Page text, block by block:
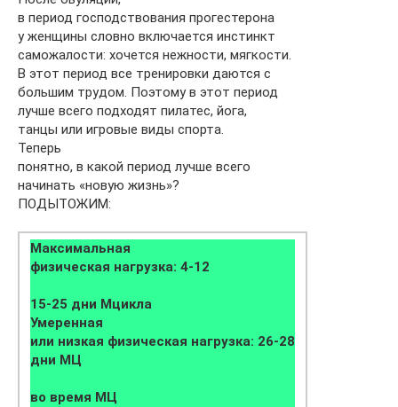
в период господствования прогестерона
у женщины словно включается инстинкт
саможалости: хочется нежности, мягкости.
В этот период все тренировки даются с
большим трудом. Поэтому в этот период
лучше всего подходят пилатес, йога,
танцы или игровые виды спорта.
Теперь
понятно, в какой период лучше всего
начинать «новую жизнь»?
ПОДЫТОЖИМ:
Максимальная
физическая нагрузка: 4-12
15-25 дни Мцикла
Умеренная
или низкая физическая нагрузка: 26-28
дни МЦ
во время МЦ